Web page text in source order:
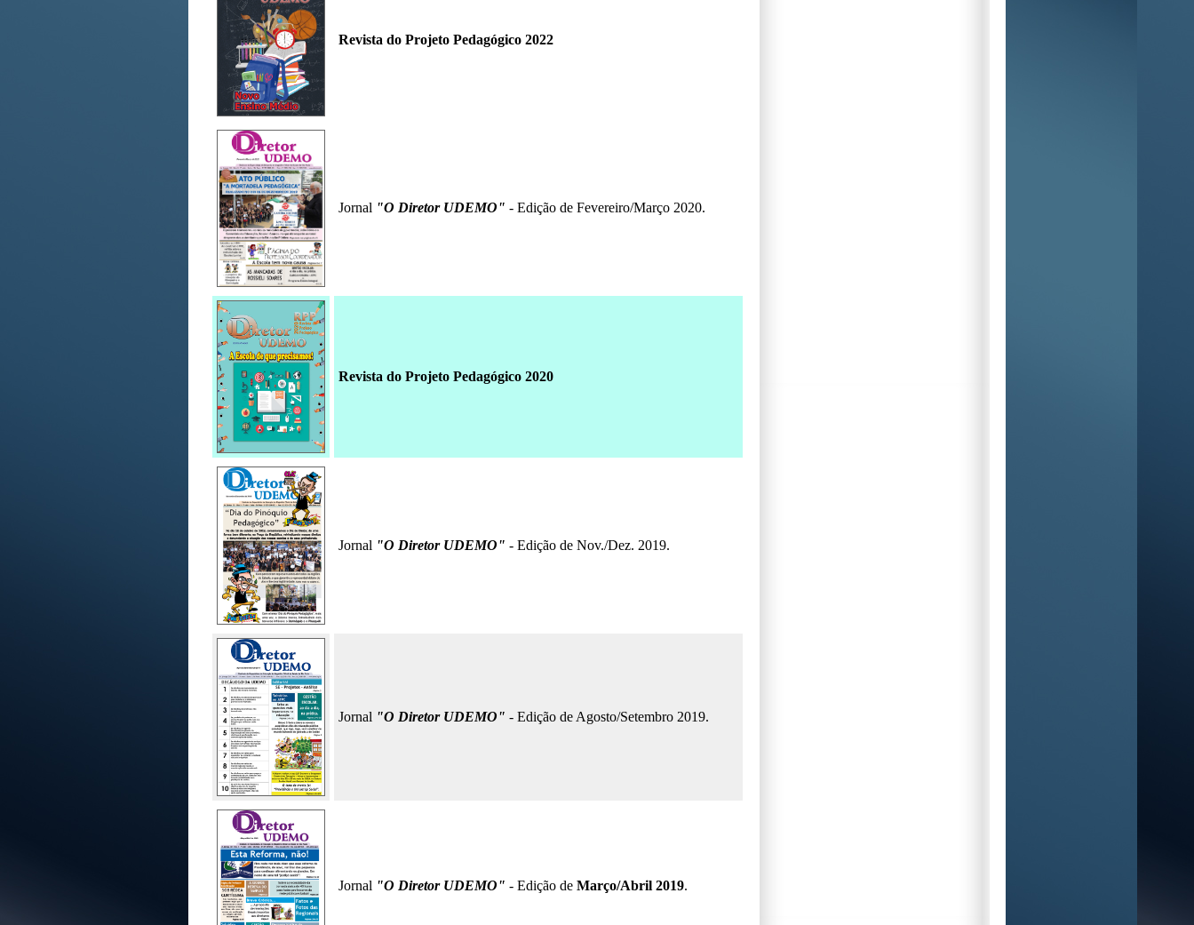
Revista do Projeto Pedagógico 2022
Jornal "O Diretor UDEMO" - Edição de Fevereiro/Março 2020.
Revista do Projeto Pedagógico 2020
Jornal "O Diretor UDEMO" - Edição de Nov./Dez. 2019.
Jornal "O Diretor UDEMO" - Edição de Agosto/Setembro 2019.
Jornal "O Diretor UDEMO" - Edição de Março/Abril 2019.